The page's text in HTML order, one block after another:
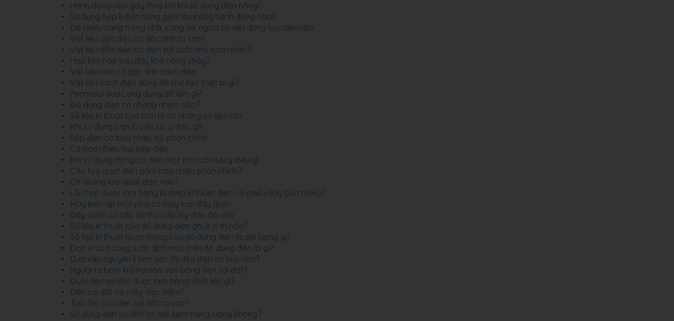
Hành động nào gây lãng phí khi sử dụng điện năng?
Sử dụng hợp lí điện năng gồm là những hành động nào?
Để chiếu sáng trong nhà, công sở, người ta nên dùng loại đèn nào
Vật liệu dẫn điện có đặc tính ra sao?
Vật liệu dẫn điện có điện trở suất nhỏ bao nhiêu?
Hợp kim nào sau đây khó nóng chảy?
Vật liệu nào có đặc tính cách điện
Vật liệu cách điện dùng để chế tạo thiết bị gì?
Pecmaloi được ứng dụng để làm gì?
Đồ dùng điện có những nhóm nào?
Số liệu kĩ thuật của bàn là có những số liệu nào
Khi sử dụng bàn là cần lưu ý điều gì?
Bếp điện có bao nhiêu bộ phận chính
Có bao nhiêu loại bếp điện
Khi sử dụng động cơ điện một pha cần lưu ý điều gì
Cấu tạo quạt điện gồm bao nhiêu phần chính?
Có những loại quạt điện nào?
Lõi thép được làm bằng lá thép kĩ thuật điện có chiều dày bao nhiêu?
Máy biến áp một pha có mấy loại dây quấn
Dây quấn sơ cấp và thứ cấp lấy điện áp vào
Số liệu kĩ thuật của đồ dùng điện ghi ở vị trí nào?
Số liệu kĩ thuật quan trọng của đồ dùng điện là đại lượng gì?
Đơn vị của công suất định mức trên đồ dùng điện là gì?
Dựa vào nguyên lí làm việc thì đèn điện có loại nào?
Người ta bơm khí trơ nào vào bóng đèn sợi đốt?
Đuôi đèn sợi đốt được làm bằng chất liệu gì?
Đèn sợi đốt có mấy đặc điểm?
Tuổi thọ của đèn sợi đốt ra sao?
Sử dụng đèn sợi đốt có tiết kiệm năng lượng không?